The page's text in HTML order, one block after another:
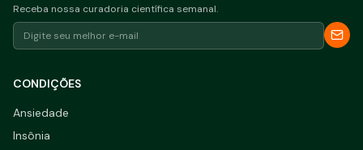
Receba nossa curadoria científica semanal.
CONDIÇÕES
Ansiedade
Insônia